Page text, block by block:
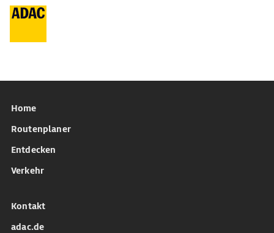
Home
Routenplaner
Entdecken
Verkehr
Kontakt
adac.de